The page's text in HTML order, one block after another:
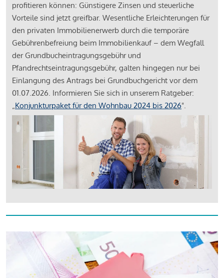
profitieren können: Günstigere Zinsen und steuerliche
Vorteile sind jetzt greifbar. Wesentliche Erleichterungen für
den privaten Immobilienerwerb durch die temporäre
Gebührenbefreiung beim Immobilienkauf – dem Wegfall
der Grundbucheintragungsgebühr und
Pfandrechtseintragungsgebühr, galten hingegen nur bei
Einlangung des Antrags bei Grundbuchgericht vor dem
01.07.2026. Informieren Sie sich in unserem Ratgeber:
„Konjunkturpaket für den Wohnbau 2024 bis 2026".